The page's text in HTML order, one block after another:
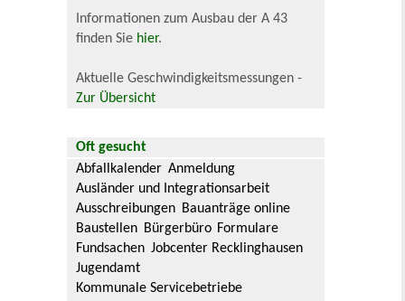
Informationen zum Ausbau der A 43
finden Sie hier.
Aktuelle Geschwindigkeitsmessungen -
Zur Übersicht
Oft gesucht
Abfallkalender Anmeldung
Ausländer und Integrationsarbeit
Ausschreibungen Bauanträge online
Baustellen Bürgerbüro Formulare
Fundsachen Jobcenter Recklinghausen
Jugendamt
Kommunale Servicebetriebe